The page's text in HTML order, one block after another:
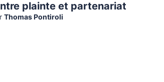
plainte et partenariat
Thomas Pontiroli